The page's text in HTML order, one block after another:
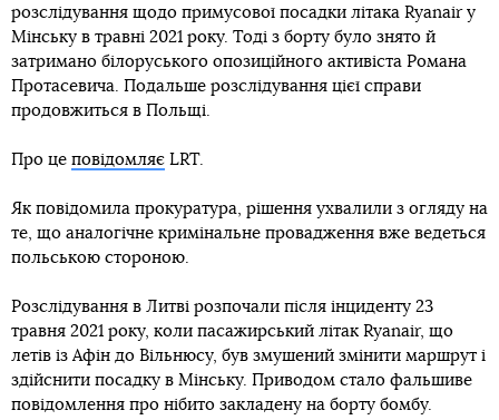
розслідування щодо примусової посадки літака Ryanair у
Мінську в травні 2021 року. Тоді з борту було знято й
затримано білоруського опозиційного активіста Романа
Протасевича. Подальше розслідування цієї справи
продовжиться в Польщі.
Про це повідомляє LRT.
Як повідомила прокуратура, рішення ухвалили з огляду на
те, що аналогічне кримінальне провадження вже ведеться
польською стороною.
Розслідування в Литві розпочали після інциденту 23
травня 2021 року, коли пасажирський літак Ryanair, що
летів із Афін до Вільнюсу, був змушений змінити маршрут і
здійснити посадку в Мінську. Приводом стало фальшиве
повідомлення про нібито закладену на борту бомбу.